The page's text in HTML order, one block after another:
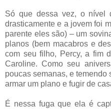
Só que dessa vez, o nível
drasticamente e a jovem foi
parente eles são) – um
planos (bem macabros e
com seu filho, Percy, a fim
Caroline. Como seu
poucas semanas, e
armar um plano e fugir de
É nessa fuga que ela é